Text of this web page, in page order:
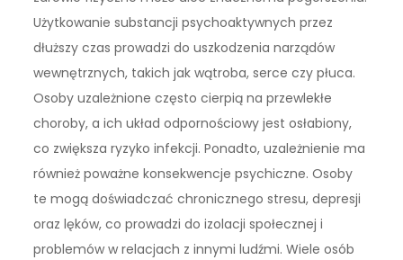
Użytkowanie substancji psychoaktywnych przez
dłuższy czas prowadzi do uszkodzenia narządów
wewnętrznych, takich jak wątroba, serce czy płuca.
Osoby uzależnione często cierpią na przewlekłe
choroby, a ich układ odpornościowy jest osłabiony,
co zwiększa ryzyko infekcji. Ponadto, uzależnienie ma
również poważne konsekwencje psychiczne. Osoby
te mogą doświadczać chronicznego stresu, depresji
oraz lęków, co prowadzi do izolacji społecznej i
problemów w relacjach z innymi ludźmi. Wiele osób